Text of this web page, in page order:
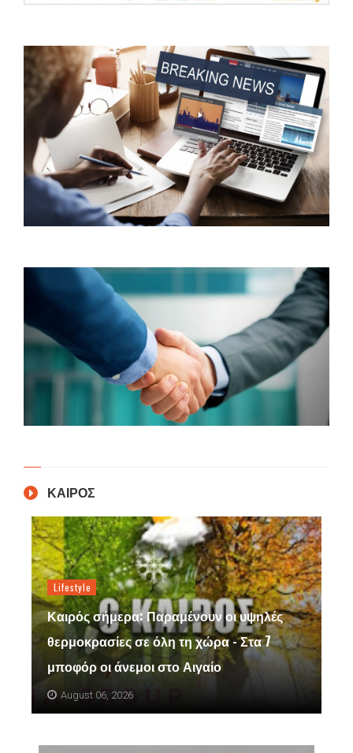
ΚΑΙΡΟΣ
Lifestyle
Καιρός σήμερα: Παραμένουν οι υψηλές
θερμοκρασίες σε όλη τη χώρα - Στα 7
μποφόρ οι άνεμοι στο Αιγαίο
August 06, 2026